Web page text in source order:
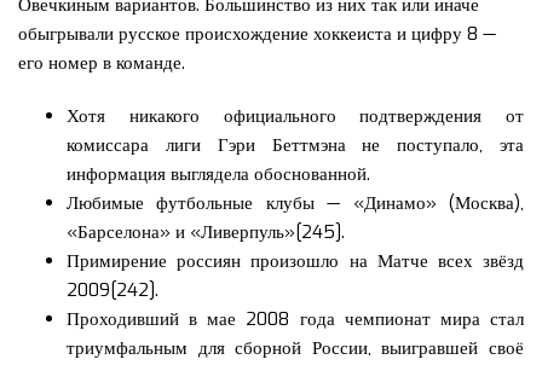
Овечкиным вариантов. Большинство из них так или иначе
обыгрывали русское происхождение хоккеиста и цифру 8 —
его номер в команде.
Хотя никакого официального подтверждения от
комиссара лиги Гэри Беттмэна не поступало, эта
информация выглядела обоснованной.
Любимые футбольные клубы — «Динамо» (Москва),
«Барселона» и «Ливерпуль»[245].
Примирение россиян произошло на Матче всех звёзд
2009[242].
Проходивший в мае 2008 года чемпионат мира стал
триумфальным для сборной России, выигравшей своё